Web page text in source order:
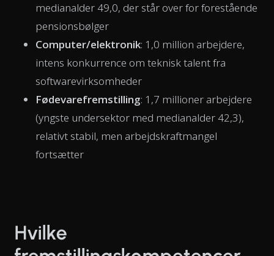
medianalder 49,0, der står over for forestående
pensionsbølger
Computer/elektronik: 1,0 million arbejdere,
intens konkurrence om teknisk talent fra
softwarevirksomheder
Fødevarefremstilling: 1,7 millioner arbejdere
(yngste undersektor med medianalder 42,3),
relativt stabil, men arbejdskraftmangel
fortsætter
Hvilke